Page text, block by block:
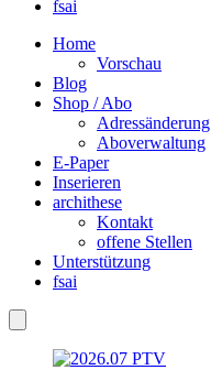
fsai
Home
Vorschau
Blog
Shop / Abo
Adressänderung
Aboverwaltung
E-Paper
Inserieren
archithese
Kontakt
offene Stellen
Unterstützung
fsai